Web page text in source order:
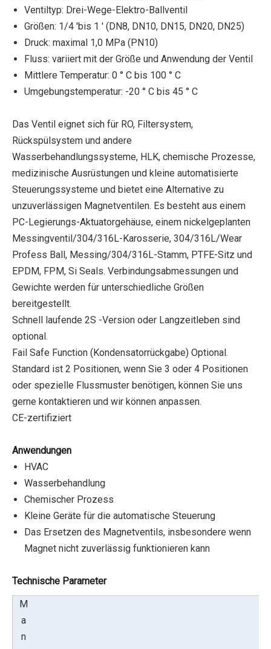
Ventiltyp: Drei-Wege-Elektro-Ballventil
Größen: 1/4 'bis 1 ' (DN8, DN10, DN15, DN20, DN25)
Druck: maximal 1,0 MPa (PN10)
Fluss: variiert mit der Größe und Anwendung der Ventil
Mittlere Temperatur: 0 ° C bis 100 ° C
Umgebungstemperatur: -20 ° C bis 45 ° C
Das Ventil eignet sich für RO, Filtersystem,
Rückspülsystem und andere
Wasserbehandlungssysteme, HLK, chemische Prozesse,
medizinische Ausrüstungen und kleine automatisierte
Steuerungssysteme und bietet eine Alternative zu
unzuverlässigen Magnetventilen. Es besteht aus einem
PC-Legierungs-Aktuatorgehäuse, einem nickelgeplanten
Messingventil/304/316L-Karosserie, 304/316L/Wear
Profess Ball, Messing/304/316L-Stamm, PTFE-Sitz und
EPDM, FPM, Si Seals. Verbindungsabmessungen und
Gewichte werden für unterschiedliche Größen
bereitgestellt.
Schnell laufende 2S -Version oder Langzeitleben sind
optional.
Fail Safe Function (Kondensatorrückgabe) Optional.
Standard ist 2 Positionen, wenn Sie 3 oder 4 Positionen
oder spezielle Flussmuster benötigen, können Sie uns
gerne kontaktieren und wir können anpassen.
CE-zertifiziert
Anwendungen
HVAC
Wasserbehandlung
Chemischer Prozess
Kleine Geräte für die automatische Steuerung
Das Ersetzen des Magnetventils, insbesondere wenn
Magnet nicht zuverlässig funktionieren kann
Technische Parameter
M
a
n